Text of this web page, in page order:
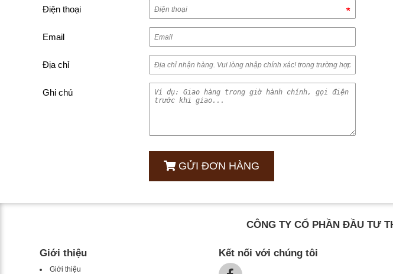
Điện thoại
Email
Địa chỉ
Ghi chú
GỬI ĐƠN HÀNG
CÔNG TY CỔ PHẦN ĐẦU TƯ
Giới thiệu
Giới thiệu
Kết nối với chúng tôi